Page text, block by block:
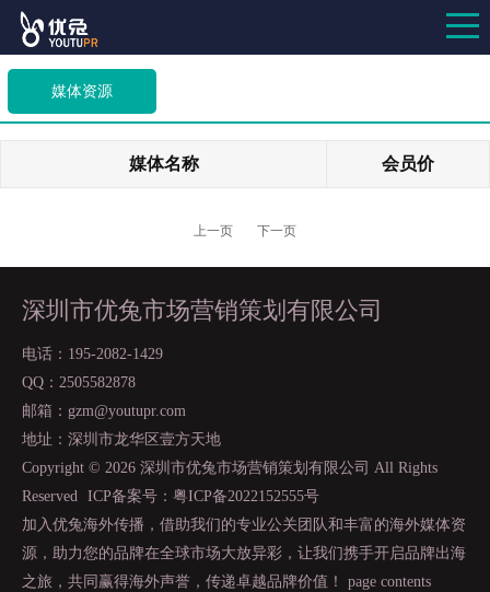
媒体资源
媒体名称 会员价
上一页 下一页
深圳市优兔市场营销策划有限公司
电话：195-2082-1429
QQ：2505582878
邮箱：gzm@youtupr.com
地址：深圳市龙华区壹方天地
Copyright © 2026 深圳市优兔市场营销策划有限公司 All Rights
Reserved
ICP备案号：粤ICP备2022152555号
加入优兔海外传播，借助我们的专业公关团队和丰富的海外媒体资
源，助力您的品牌在全球市场大放异彩，让我们携手开启品牌出海
之旅，共同赢得海外声誉，传递卓越品牌价值！ page contents